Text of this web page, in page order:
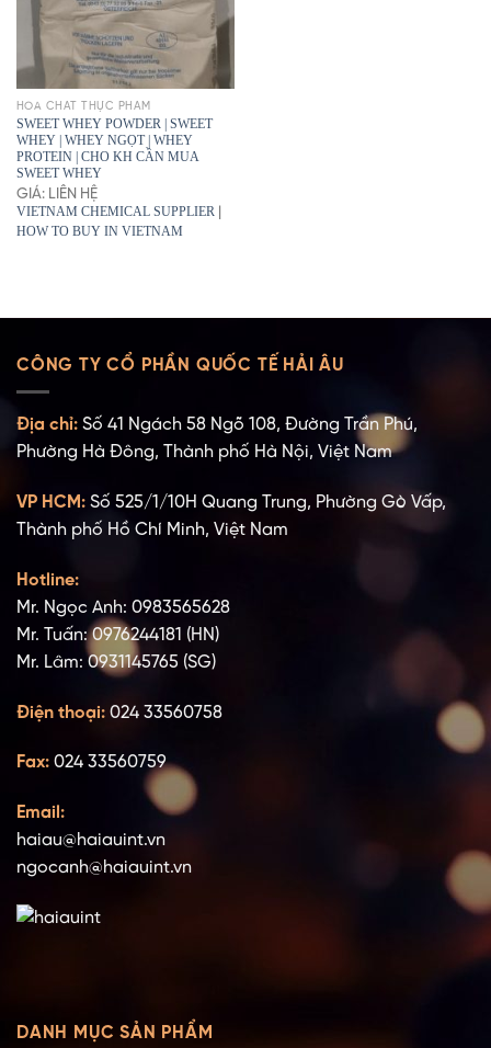
HÓA CHẤT THỰC PHẨM
SWEET WHEY POWDER | SWEET
WHEY | WHEY NGỌT | WHEY
PROTEIN | CHO KH CẦN MUA
SWEET WHEY
GIÁ: LIÊN HỆ
VIETNAM CHEMICAL SUPPLIER|
HOW TO BUY IN VIETNAM
CÔNG TY CỔ PHẦN QUỐC TẾ HẢI ÂU
Địa chỉ: Số 41 Ngách 58 Ngõ 108, Đường Trần Phú,
Phường Hà Đông, Thành phố Hà Nội, Việt Nam
VP HCM: Số 525/1/10H Quang Trung, Phường Gò Vấp,
Thành phố Hồ Chí Minh, Việt Nam
Hotline:
Mr. Ngọc Anh: 0983565628
Mr. Tuấn: 0976244181 (HN)
Mr. Lâm: 0931145765 (SG)
Điện thoại: 024 33560758
Fax: 024 33560759
Email:
haiau@haiauint.vn
ngocanh@haiauint.vn
DANH MỤC SẢN PHẨM